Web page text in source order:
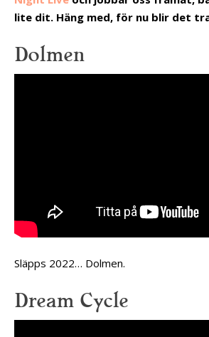
lite dit. Häng med, för nu blir det
Dolmen
Släpps 2022… Dolmen.
Dream Cycle